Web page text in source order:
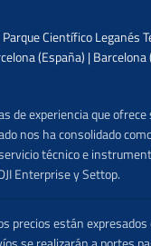
Científico
(España) |
de experiencia que
nos ha consolidado
técnico e
Enterprise y Settop.
precios están